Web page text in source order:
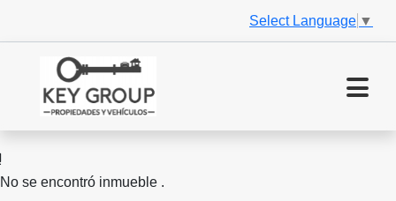
Select Language ▼
No se encontró inmueble .